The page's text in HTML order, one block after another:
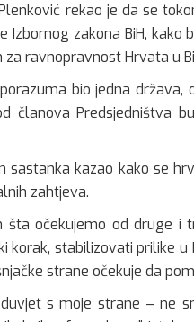
rekao je da se
Izbornog zakona BiH,
za ravnopravnost Hrvata u
bio jedna
članova Predsjedništva
sastanka kazao kako se
zahtjeva.
šta očekujemo od druge
stabilizovati prilike u
strane očekuje da
s moje strane – ne